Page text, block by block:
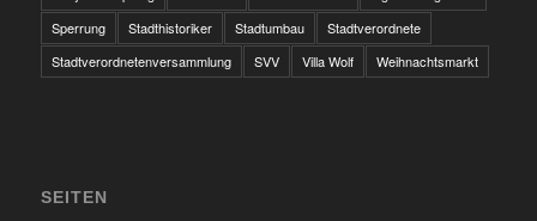
Sperrung
Stadthistoriker Stadtumbau
Stadtverordnete
Stadtverordnetenversammlung
SVV Villa Wolf Weihnachtsmarkt
SEITEN